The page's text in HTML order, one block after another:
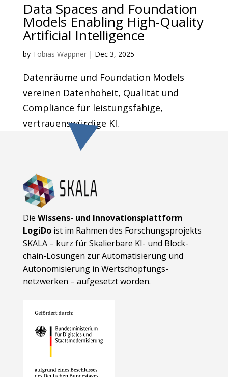
Data Spaces and Foundation
Models Enabling High-Quality
Artificial Intelligence
by Tobias Wappner| Dec 3, 2025
Datenräume und Foundation Models
vereinen Datenhoheit, Qualität und
Compliance für leistungsfähige,
vertrauenswürdige KI.
Die Wissens- und Innovationsplattform
LogiDoist im Rahmen des Forschungsprojekts
SKALA – kurz für Skalierbare KI- und Block­
chain-Lösungen zur Automatisierung und
Autonomisierung in Wert­schöpfungs­
netzwerken – aufgesetzt worden.